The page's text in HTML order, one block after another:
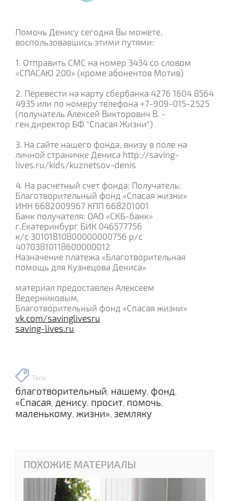
Помочь Денису сегодня Вы можете,
воспользовавшись этими путями:
1. Отправить СМС на номер 3434 со словом
«СПАСАЮ 200» (кроме абонентов Мотив)
2. Перевести на карту сбербанка 4276 1604 8564
4935 или по номеру телефона +7-909-015-2525
(получатель Алексей Викторович В. -
ген.директор БФ "Спасая Жизни")
3. На сайте нашего фонда, внизу в поле на
личной страничке Дениса http://saving-
lives.ru/kids/kuznetsov-denis
4. На расчетный счет фонда: Получатель:
Благотворительный фонд «Спасая жизни»
ИНН 6682009967 КПП 668201001
Банк получателя: ОАО «СКБ-банк»
г.Екатеринбург БИК 046577756
к/с 30101810800000000756 р/с
40703810118600000012
Назначение платежа «Благотворительная
помощь для Кузнецова Дениса»
материал предоставлен Алексеем
Ведерниковым,
Благотворительный фонд «Спасая жизни»
vk.com/savinglivesru
saving-lives.ru
Теги
благотворительный, нашему, фонд,
«Спасая, денису, просит, помочь,
маленькому, жизни», земляку
ПОХОЖИЕ МАТЕРИАЛЫ